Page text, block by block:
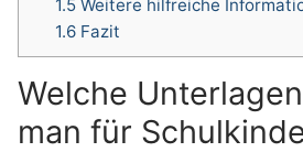
1.5Weitere hilfreiche
1.6Fazit
Welche
man für